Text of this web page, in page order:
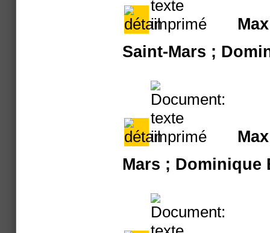
Saint-Mars ;
Mars ; Dominique